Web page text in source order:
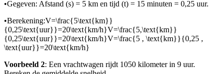
•Gegeven: Afstand (s) = 5 km en tijd (t) = 15 minuten = 0,25 uur.
•Berekening:V=\frac{5\text{km}}
{0,25\text{uur}}=20\text{km/h}V=\frac{5,\text{km}}
{0,25\text{uur}}=20\text{km/h}V=\frac{5 , \text{km}}{0,25 ,
\text{uur}}=20\text{km/h}
Voorbeeld 2: Een vrachtwagen rijdt 1050 kilometer in 9 uur.